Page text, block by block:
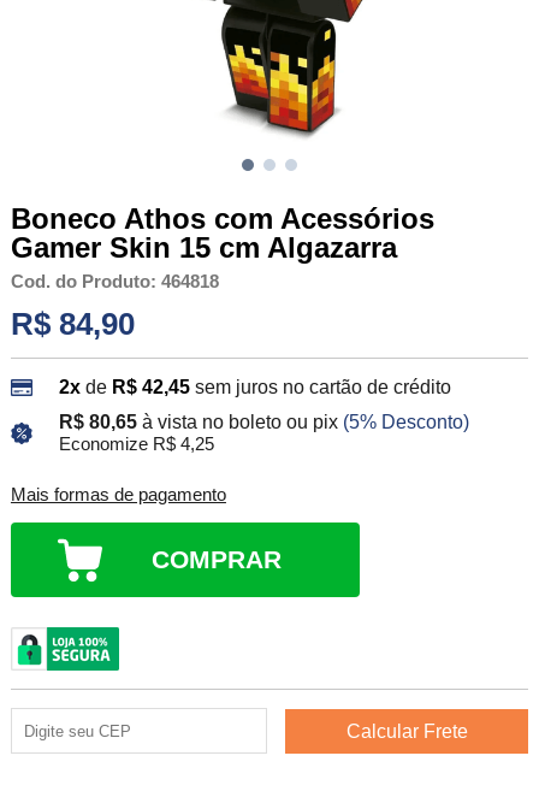
Boneco Athos com Acessórios
Gamer Skin 15 cm Algazarra
Cod. do Produto: 464818
R$ 84,90
2xde R$ 42,45 sem juros no cartão de crédito
R$ 80,65 à vista no boleto ou pix (5% Desconto)
Economize R$ 4,25
Mais formas de pagamento
COMPRAR